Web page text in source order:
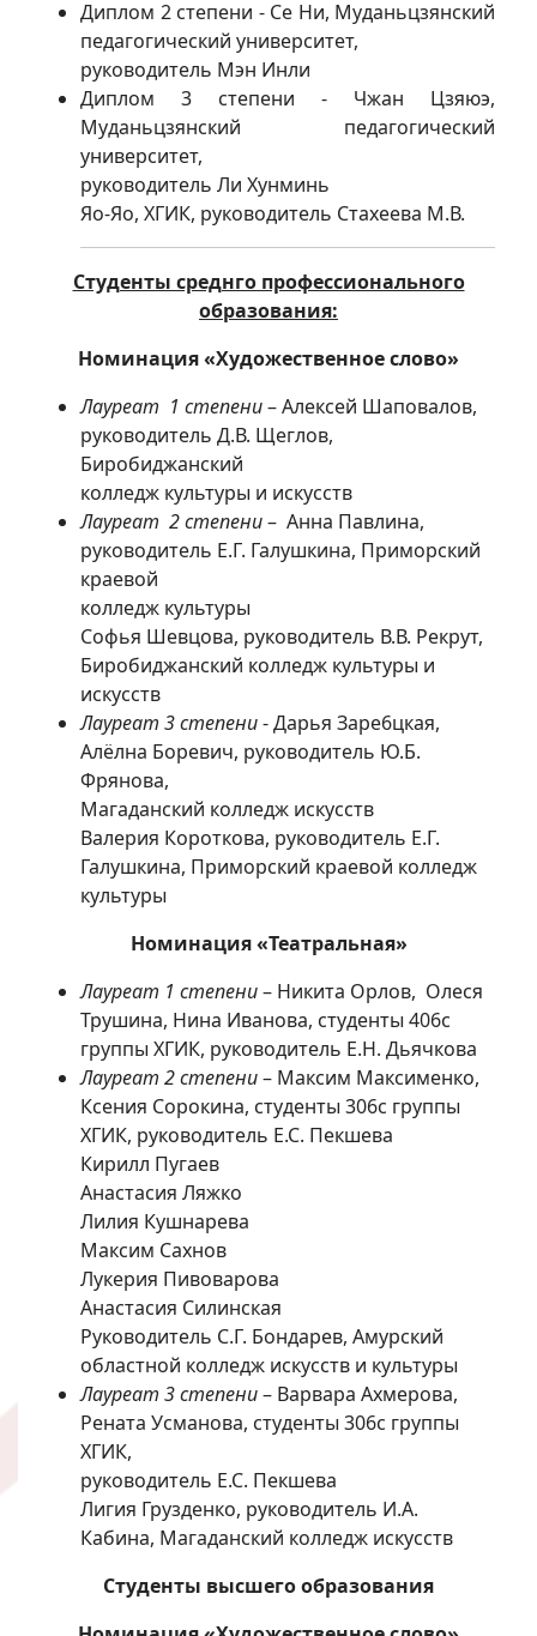
Диплом 2 степени - Се Ни, Муданьцзянский
педагогический университет,
руководитель Мэн Инли
Диплом 3 степени - Чжан Цзяюэ,
Муданьцзянский педагогический
университет,
руководитель Ли Хунминь
Яо-Яо, ХГИК, руководитель Стахеева М.В.
Студенты среднго профессионального
образования:
Номинация «Художественное слово»
Лауреат 1 степени– Алексей Шаповалов,
руководитель Д.В. Щеглов,
Биробиджанский
колледж культуры и искусств
Лауреат 2 степени– Анна Павлина,
руководитель Е.Г. Галушкина, Приморский
краевой
колледж культуры
Софья Шевцова, руководитель В.В. Рекрут,
Биробиджанский колледж культуры и
искусств
Лауреат 3 степени- Дарья Заре6цкая,
Алёлна Боревич, руководитель Ю.Б.
Фрянова,
Магаданский колледж искусств
Валерия Короткова, руководитель Е.Г.
Галушкина, Приморский краевой колледж
культуры
Номинация «Театральная»
Лауреат 1 степени– Никита Орлов, Олеся
Трушина, Нина Иванова, студенты 406с
группы ХГИК, руководитель Е.Н. Дьячкова
Лауреат 2 степени– Максим Максименко,
Ксения Сорокина, студенты 306с группы
ХГИК, руководитель Е.С. Пекшева
Кирилл Пугаев
Анастасия Ляжко
Лилия Кушнарева
Максим Сахнов
Лукерия Пивоварова
Анастасия Силинская
Руководитель С.Г. Бондарев, Амурский
областной колледж искусств и культуры
Лауреат 3 степени– Варвара Ахмерова,
Рената Усманова, студенты 306с группы
ХГИК,
руководитель Е.С. Пекшева
Лигия Грузденко, руководитель И.А.
Кабина, Магаданский колледж искусств
Студенты высшего образования